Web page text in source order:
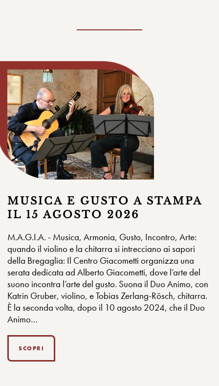
MUSICA E GUSTO A STAMPA
IL 15 AGOSTO 2026
M.A.G.I.A. - Musica, Armonia, Gusto, Incontro, Arte:
quando il violino e la chitarra si intrecciano ai sapori
della Bregaglia: Il Centro Giacometti organizza una
serata dedicata ad Alberto Giacometti, dove l’arte del
suono incontra l’arte del gusto. Suona il Duo Animo, con
Katrin Gruber, violino, e Tobias Zerlang-Rösch, chitarra.
È la seconda volta, dopo il 10 agosto 2024, che il Duo
Animo…
SCOPRI